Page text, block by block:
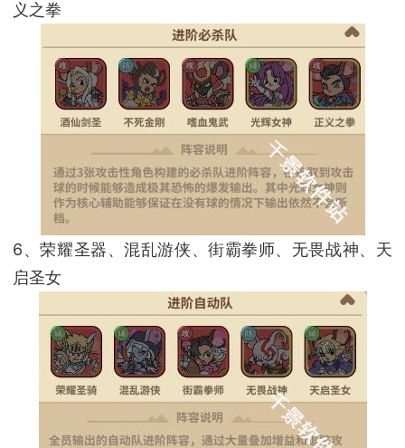
义之拳
6、荣耀圣器、混乱游侠、街霸拳师、无畏战神、天
启圣女